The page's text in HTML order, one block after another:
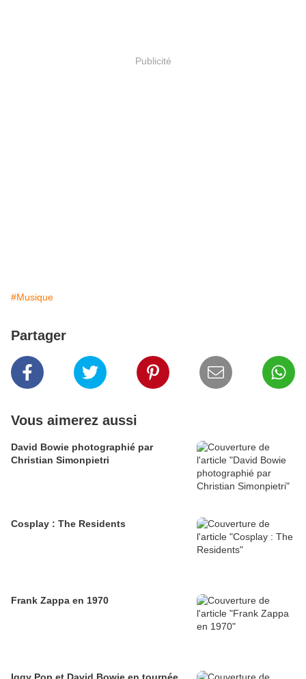
Publicité
#Musique
Partager
Vous aimerez aussi
David Bowie photographié par
Christian Simonpietri
Cosplay : The Residents
Frank Zappa en 1970